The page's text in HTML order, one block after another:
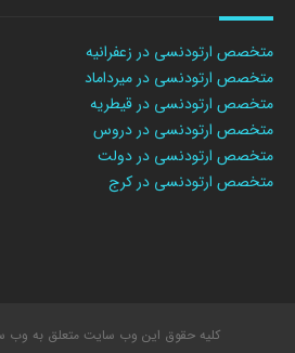
متخصص ارتودنسی در زعفرانیه
متخصص ارتودنسی در میرداماد
متخصص ارتودنسی در قیطریه
متخصص ارتودنسی در دروس
متخصص ارتودنسی در دولت
متخصص ارتودنسی در کرج
کلیه حقوق این وب سایت متعلق به